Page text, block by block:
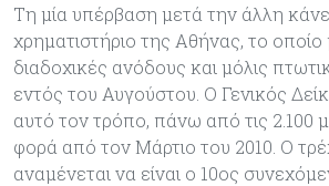
Τη μία υπέρβαση μετά την άλλη
χρηματιστήριο της Αθήνας, το οποίο
διαδοχικές ανόδους και μόλις
εντός του Αυγούστου. Ο Γενικός
αυτό τον τρόπο, πάνω από τις 2.100
φορά από τον Μάρτιο του 2010. Ο
αναμένεται να είναι ο 10ος